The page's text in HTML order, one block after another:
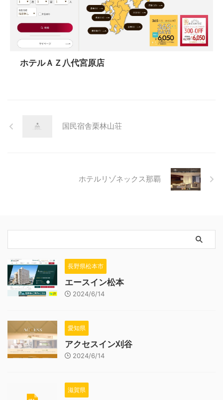
ホテルＡＺ八代宮原店
国民宿舎栗林山荘
ホテルリゾネックス那覇
長野県松本市
エースイン松本
2024/6/14
愛知県
アクセスイン刈谷
2024/6/14
滋賀県